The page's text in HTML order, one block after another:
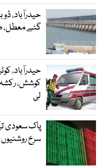
حیدرآباد،
گئے معطل،
حیدرآباد،
کوشش، رکشہ
لی
پاک سعودی
سرخ روشنیوں